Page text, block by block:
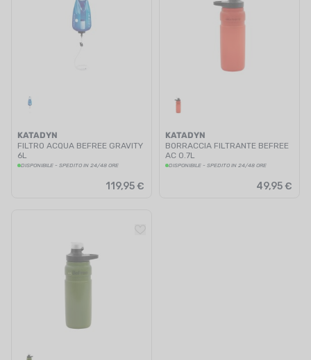
KATADYN
FILTRO ACQUA BEFREE GRAVITY
6L
DISPONIBILE - SPEDITO IN 24/48 ORE
119,95 €
KATADYN
BORRACCIA FILTRANTE BEFREE
AC 0.7L
DISPONIBILE - SPEDITO IN 24/48 ORE
49,95 €